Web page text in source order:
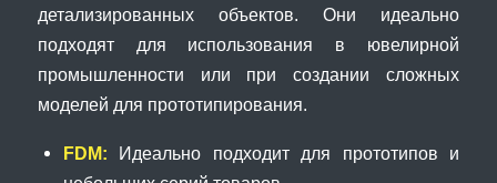
детализированных объектов. Они идеально
подходят для использования в ювелирной
промышленности или при создании сложных
моделей для прототипирования.
FDM: Идеально подходит для прототипов и